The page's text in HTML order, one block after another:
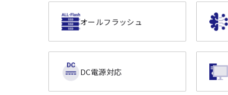
オールフラッシュ
DC電源対応